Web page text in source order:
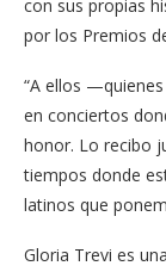
con sus propias
por los Premios
“A ellos
en conciertos
honor. Lo recibo
tiempos donde
latinos que
Gloria Trevi es